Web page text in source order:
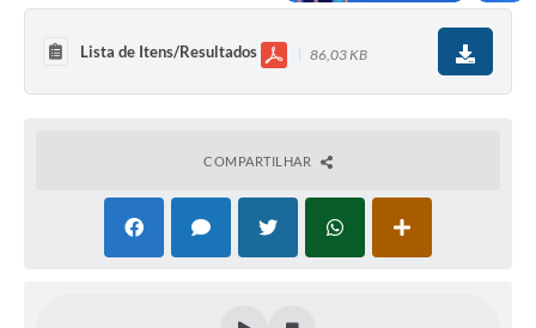
Lista de Itens/Resultados 86,03 KB
COMPARTILHAR